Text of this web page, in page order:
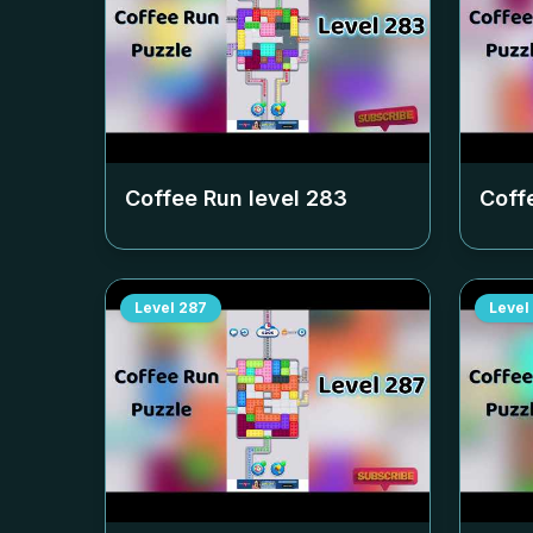
Coffee Run level 283
Level 287 Level